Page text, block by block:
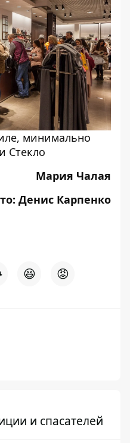
минимально
Стекло
Мария Чалая
Денис Карпенко
😆 😡
и спасателей